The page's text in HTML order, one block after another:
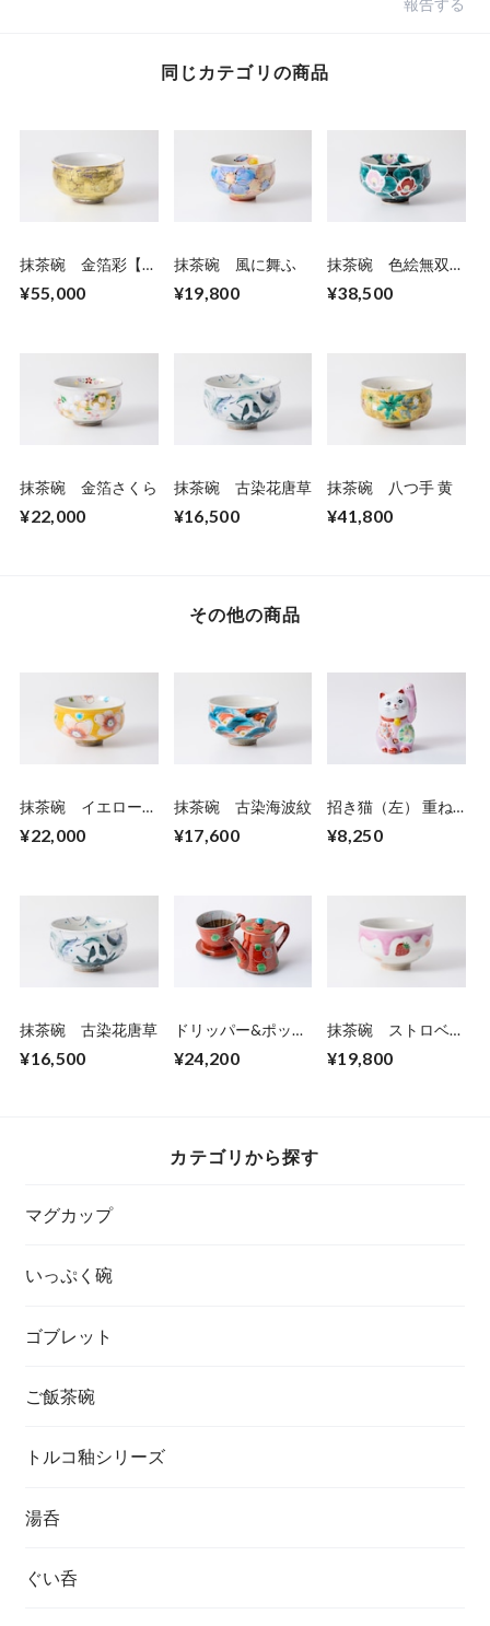
報告する
同じカテゴリの商品
抹茶碗 金箔彩【紺
¥55,000
抹茶碗 風に舞ふ
¥19,800
抹茶碗 色絵無双椿
¥38,500
抹茶碗 金箔さくら
¥22,000
抹茶碗 古染花唐草
¥16,500
抹茶碗 八つ手 黄
¥41,800
その他の商品
抹茶碗 イエロー花
¥22,000
抹茶碗 古染海波紋
¥17,600
招き猫（左） 重ね
¥8,250
抹茶碗 古染花唐草
¥16,500
ドリッパー&ポッ
¥24,200
抹茶碗 ストロベリ
¥19,800
カテゴリから探す
マグカップ
いっぷく碗
ゴブレット
ご飯茶碗
トルコ釉シリーズ
湯呑
ぐい呑